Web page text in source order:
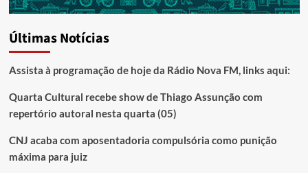
Últimas Notícias
Assista à programação de hoje da Rádio Nova FM, links aqui:
Quarta Cultural recebe show de Thiago Assunção com
repertório autoral nesta quarta (05)
CNJ acaba com aposentadoria compulsória como punição
máxima para juiz